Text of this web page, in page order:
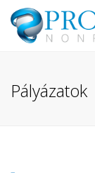
Pályázatok